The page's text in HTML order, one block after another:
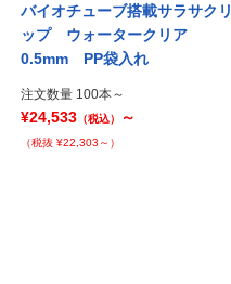
バイオチューブ搭載サラサクリ
ップ ウォータークリア
0.5mm PP袋入れ
注文数量 100本～
¥24,533 （税込） ～
（税抜 ¥22,303～）